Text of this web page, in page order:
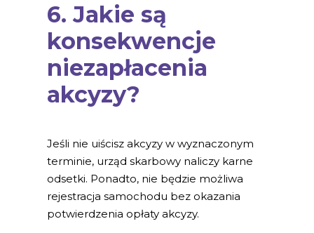
6. Jakie są
konsekwencje
niezapłacenia
akcyzy?
Jeśli nie uiścisz akcyzy w wyznaczonym
terminie, urząd skarbowy naliczy karne
odsetki. Ponadto, nie będzie możliwa
rejestracja samochodu bez okazania
potwierdzenia opłaty akcyzy.